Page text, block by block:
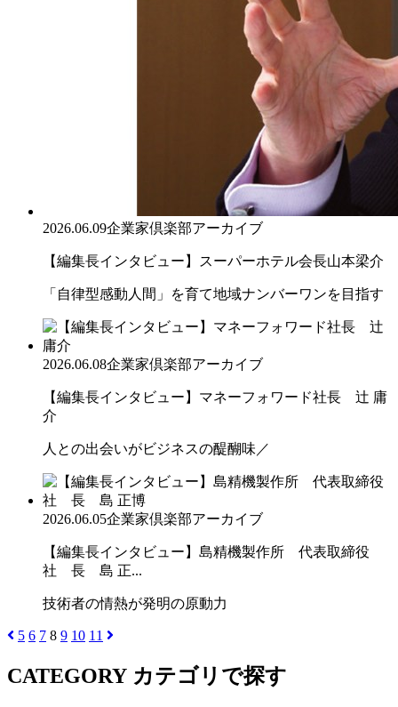
2026.06.09企業家倶楽部アーカイブ
【編集長インタビュー】スーパーホテル会長山本梁介
「自律型感動人間」を育て地域ナンバーワンを目指す
2026.06.08企業家倶楽部アーカイブ
【編集長インタビュー】マネーフォワード社長 辻 庸
介
人との出会いがビジネスの醍醐味／
2026.06.05企業家倶楽部アーカイブ
【編集長インタビュー】島精機製作所 代表取締役
社 長 島 正...
技術者の情熱が発明の原動力
5 6 7 8 9 10 11
CATEGORY カテゴリで探す